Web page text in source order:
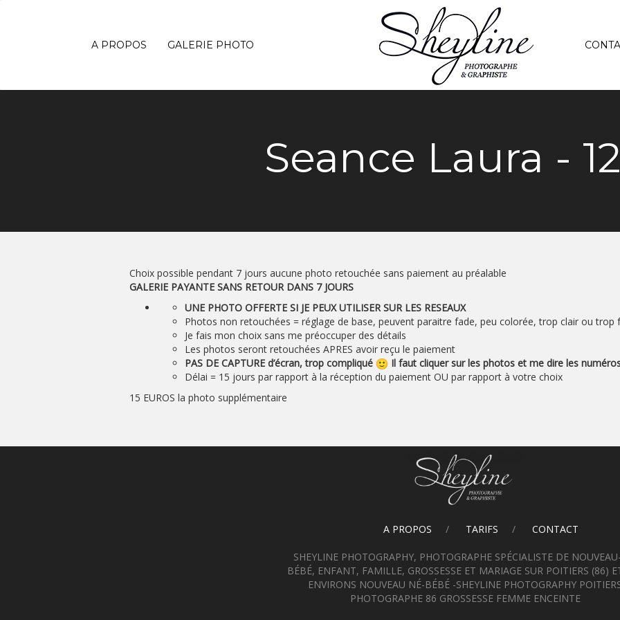
A PROPOS GALERIE PHOTO
Seance Laura -
Choix possible pendant 7 jours aucune photo retouchée sans paiement au préalable
GALERIE PAYANTE SANS RETOUR DANS 7 JOURS
UNE PHOTO OFFERTE SI JE PEUX UTILISER SUR LES RESEAUX
Photos non retouchées = réglage de base, peuvent paraitre fade, peu colorée, trop clair ou trop
Je fais mon choix sans me préoccuper des détails
Les photos seront retouchées APRES avoir reçu le paiement
PAS DE CAPTURE d’écran, trop compliqué
Il faut cliquer sur les photos et me dire les
Délai = 15 jours par rapport à la réception du paiement OU par rapport à votre choix
15 EUROS la photo supplémentaire
A PROPOS TARIFS CONTACT
SHEYLINE PHOTOGRAPHY, PHOTOGRAPHE SPÉCIALISTE DE
BÉBÉ, ENFANT, FAMILLE, GROSSESSE ET MARIAGE SUR POITIERS (86)
ENVIRONS NOUVEAU NÉ-BÉBÉ -SHEYLINE PHOTOGRAPHY
PHOTOGRAPHE 86 GROSSESSE FEMME ENCEINTE